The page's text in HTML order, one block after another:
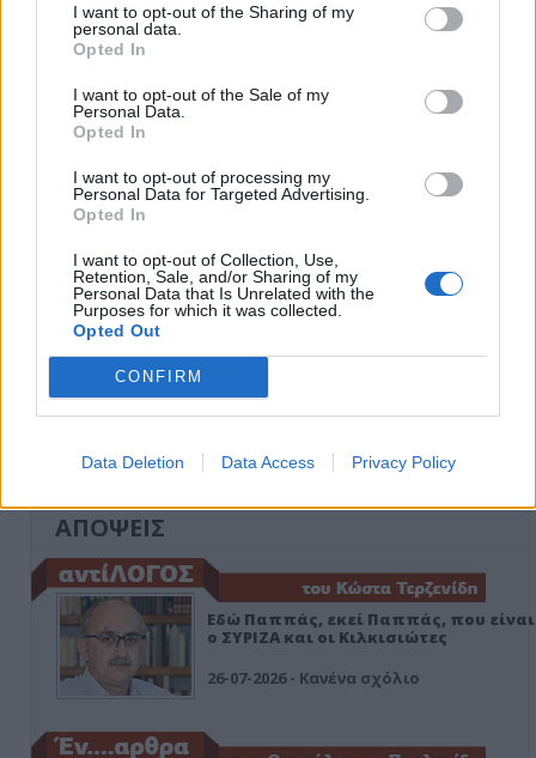
I want to opt-out of the Sharing of my
personal data.
Opted In
I want to opt-out of the Sale of my
Personal Data.
Opted In
I want to opt-out of processing my
Personal Data for Targeted Advertising.
Opted In
I want to opt-out of Collection, Use,
Retention, Sale, and/or Sharing of my
Personal Data that Is Unrelated with the
Purposes for which it was collected.
Opted Out
CONFIRM
Data Deletion Data Access Privacy Policy
Ειδήσεις 5-8-2026
ΑΠΟΨΕΙΣ
Εδώ Παππάς, εκεί Παππάς, που είναι
ο ΣΥΡΙΖΑ και οι Κιλκισιώτες
26-07-2026 - Κανένα σχόλιο